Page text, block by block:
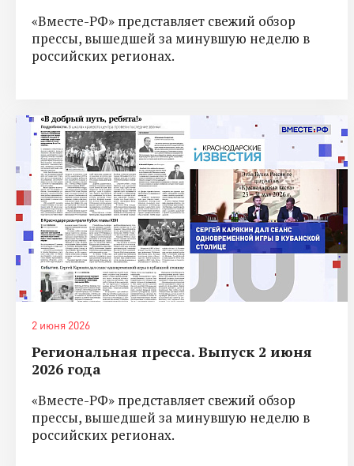
«Вместе-РФ» представляет свежий обзор
прессы, вышедшей за минувшую неделю в
российских регионах.
2 июня 2026
Региональная пресса. Выпуск 2 июня
2026 года
«Вместе-РФ» представляет свежий обзор
прессы, вышедшей за минувшую неделю в
российских регионах.